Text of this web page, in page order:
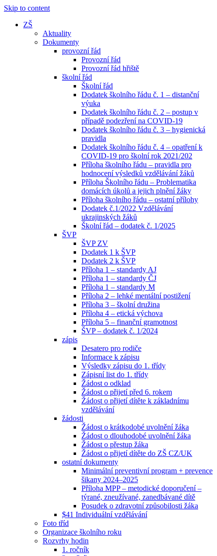
Skip to content
ZŠ
Aktuality
Dokumenty
provozní řád
Provozní řád
Provozní řád hřiště
školní řád
Školní řád
Dodatek školního řádu č. 1 – distanční
výuka
Dodatek školního řádu č. 2 – postup v
případě podezření na COVID-19
Dodatek školního řádu č. 3 – hygienická
pravidla
Dodatek školního řádu č. 4 – opatření k
COVID-19 pro školní rok 2021/202
Příloha školního řádu – pravidla pro
hodnocení výsledků vzdělávání žáků
Příloha Školního řádu – Problematika
domácích úkolů a jejich plnění žáky
Příloha školního řádu – ostatní přílohy
Dodatek č.1/2022 Vzdělávání
ukrajinských žáků
Školní řád – dodatek č. 1/2025
ŠVP
ŠVP ZV
Dodatek 1 k ŠVP
Dodatek 2 k ŠVP
Příloha 1 – standardy AJ
Příloha 1 – standardy ČJ
Příloha 1 – standardy M
Příloha 2 – lehké mentální postižení
Příloha 3 – školní družina
Příloha 4 – etická výchova
Příloha 5 – finanční gramotnost
ŠVP – dodatek č. 1/2024
zápis
Desatero pro rodiče
Informace k zápisu
Výsledky zápisu do 1. třídy
Zápisní list do 1. třídy
Žádost o odklad
Žádost o přijetí před 6. rokem
Žádost o přijetí dítěte k základnímu
vzdělávání
žádosti
Žádost o krátkodobé uvolnění žáka
Žádost o dlouhodobé uvolnění žáka
Žádost o přestup žáka
Žádost o přijetí dítěte do ZŠ CZ/UK
ostatní dokumenty
Minimální preventivní program + prevence
šikany 2024–2025
Příloha MPP – metodické doporučení –
týrané, zneužívané, zanedbávané dítě
Posudek o zdravotní způsobilosti žáka
$41 Individuální vzdělávání
Foto tříd
Organizace školního roku
Rozvrhy hodin
1. ročník